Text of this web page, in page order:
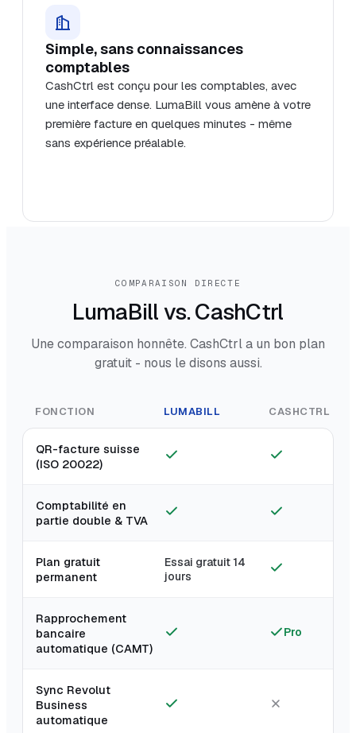
Simple, sans connaissances
comptables
CashCtrl est conçu pour les comptables, avec
une interface dense. LumaBill vous amène à votre
première facture en quelques minutes - même
sans expérience préalable.
COMPARAISON DIRECTE
LumaBill vs. CashCtrl
Une comparaison honnête. CashCtrl a un bon plan
gratuit - nous le disons aussi.
FONCTION LUMABILL CASHCTRL
QR-facture suisse
(ISO 20022)
Comptabilité en
partie double & TVA
Plan gratuit
permanent
Essai gratuit 14
jours
Rapprochement
bancaire
automatique (CAMT)
Pro
Sync Revolut
Business
automatique